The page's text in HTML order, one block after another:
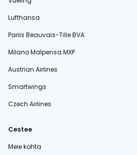
Lufthansa
Pariis Beauvais-Tille BVA
Milano Malpensa MXP
Austrian Airlines
Smartwings
Czech Airlines
Cestee
Meie kohta